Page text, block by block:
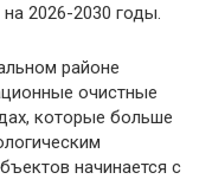
2026-2030 годы.
районе
очистные
которые больше
начинается с